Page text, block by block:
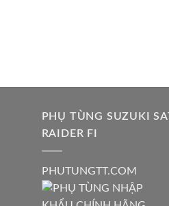
PHỤ TÙNG SUZUKI
RAIDER FI
PHUTUNGTT.COM